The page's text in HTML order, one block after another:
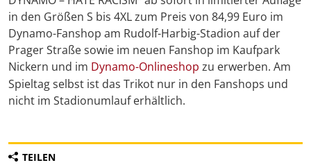
in den Größen S bis 4XL zum Preis von 84,99 Euro im
Dynamo-Fanshop am Rudolf-Harbig-Stadion auf der
Prager Straße sowie im neuen Fanshop im Kaufpark
Nickern und im Dynamo-Onlineshop zu erwerben. Am
Spieltag selbst ist das Trikot nur in den Fanshops und
nicht im Stadionumlauf erhältlich.
TEILEN